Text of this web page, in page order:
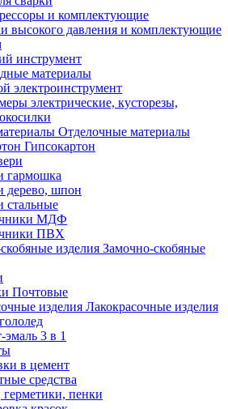
и комплектующие
высокого давления и комплектующие
инструмент
материалы
электроинструмент
электрические, кусторезы,
Отделочные материалы
Гипсокартон
гармошка
дерево, шпон
стальные
МДФ
ПВХ
Замочно-скобяные
Почтовые
Лакокрасочные изделия
эмаль 3 в 1
в цемент
средства
пенки